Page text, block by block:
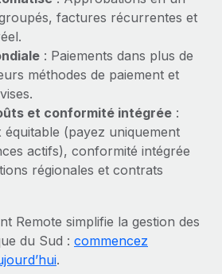
factures récurrentes et
: Paiements dans plus de
méthodes de paiement et
et conformité intégrée :
équitable (payez uniquement
actifs), conformité intégrée
régionales et contrats
Remote simplifie la gestion des
du Sud : commencez
.